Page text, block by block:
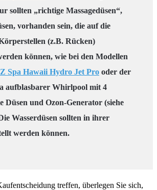
sollten „richtige Massagedüsen“,
vorhanden sein, die auf die
(z.B. Rücken)
können, wie bei den Modellen
Spa Hawaii Hydro Jet Pro oder der
aufblasbarer Whirlpool mit 4
Düsen und Ozon-Generator (siehe
Wasserdüsen sollten in ihrer
werden können.
treffen, überlegen Sie sich,